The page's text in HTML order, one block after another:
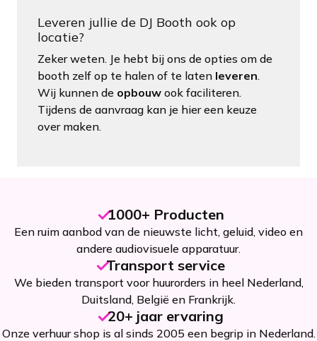
Leveren jullie de DJ Booth ook op
locatie?
Zeker weten. Je hebt bij ons de opties om de
booth zelf op te halen of te laten leveren.
Wij kunnen de opbouwook faciliteren.
Tijdens de aanvraag kan je hier een keuze
over maken.
1000+ Producten
Een ruim aanbod van de nieuwste licht, geluid, video en
andere audiovisuele apparatuur.
Transport service
We bieden transport voor huurorders in heel Nederland,
Duitsland, België en Frankrijk.
20+ jaar ervaring
Onze verhuur shop is al sinds 2005 een begrip in Nederland.